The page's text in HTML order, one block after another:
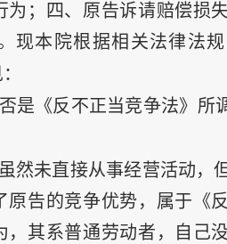
为；四、原告诉请赔偿损
现本院根据相关法律法
是《反不正当竞争法》所
然未直接从事经营活动，
原告的竞争优势，属于《
，其系普通劳动者，自己